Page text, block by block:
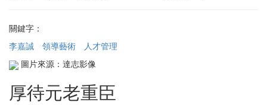
關鍵字：
李嘉誠
領導藝術
人才管理
圖片來源：達志影像
厚待元老重臣